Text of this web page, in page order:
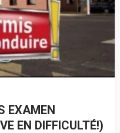
EXAMEN
EN DIFFICULTÉ!)